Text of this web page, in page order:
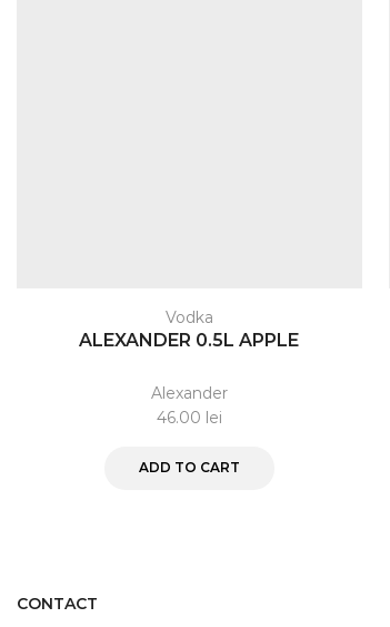
Vodka
ALEXANDER 0.5L APPLE
Alexander
46.00 lei
ADD TO CART
CONTACT